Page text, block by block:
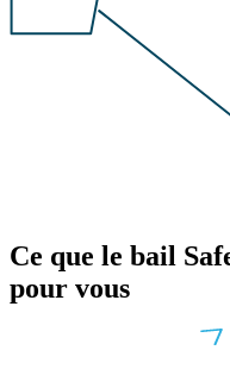
Ce que le bail
pour vous